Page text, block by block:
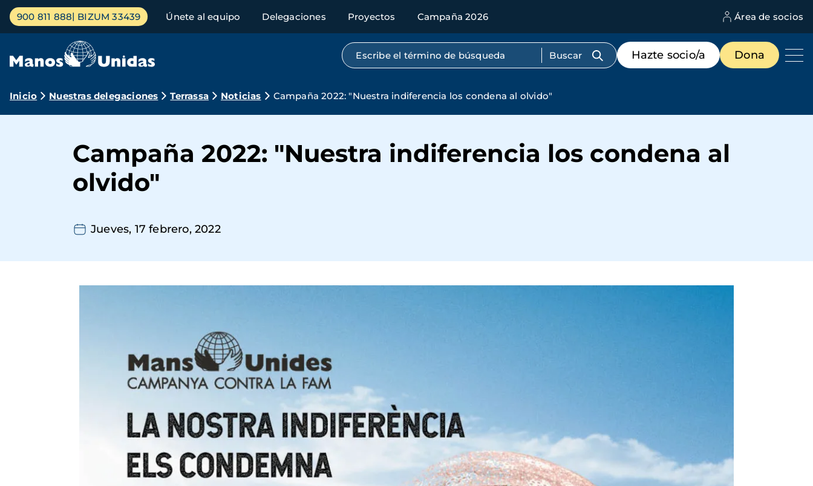
Pasar
contenido
Menú
principal
900 811 888 BIZUM 33439 Únete al equipo Delegaciones Proyectos Campaña 2026 Área de socios
Búsqueda por texto completo
Menú
de
destacados
Hazte socio/a Dona
Ruta
navegación
Inicio Nuestras delegaciones Terrassa Noticias Campaña 2022: "Nuestra indiferencia los condena al olvido"
Campaña 2022: "Nuestra indiferencia los condena al
olvido"
Jueves, 17 febrero, 2022